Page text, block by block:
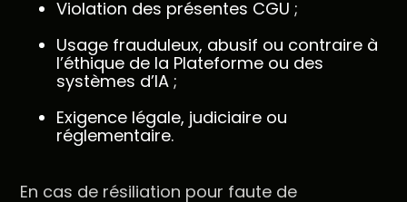
Violation des présentes CGU ;
Usage frauduleux, abusif ou contraire à
l’éthique de la Plateforme ou des
systèmes d’IA ;
Exigence légale, judiciaire ou
réglementaire.
En cas de résiliation pour faute de